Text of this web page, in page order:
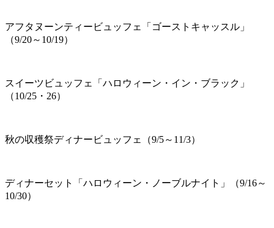
アフタヌーンティービュッフェ「ゴーストキャッスル」
（9/20～10/19）
スイーツビュッフェ「ハロウィーン・イン・ブラック」
（10/25・26）
秋の収穫祭ディナービュッフェ（9/5～11/3）
ディナーセット「ハロウィーン・ノーブルナイト」（9/16～
10/30）